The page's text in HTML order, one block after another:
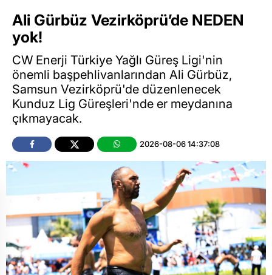
Ali Gürbüz Vezirköprü’de NEDEN
yok!
CW Enerji Türkiye Yağlı Güreş Ligi'nin
önemli başpehlivanlarından Ali Gürbüz,
Samsun Vezirköprü'de düzenlenecek
Kunduz Lig Güreşleri'nde er meydanına
çıkmayacak.
2026-08-06 14:37:08